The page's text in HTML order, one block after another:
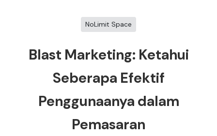
NoLimit Space
Blast Marketing: Ketahui
Seberapa Efektif
Penggunaanya dalam
Pemasaran